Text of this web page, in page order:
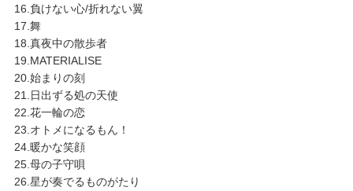
16.負けない心/折れない翼
17.舞
18.真夜中の散歩者
19.MATERIALISE
20.始まりの刻
21.日出ずる処の天使
22.花一輪の恋
23.オトメになるもん！
24.暖かな笑顔
25.母の子守唄
26.星が奏でるものがたり